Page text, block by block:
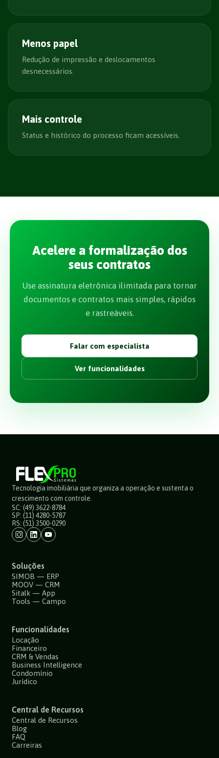
Menos papel
Redução de impressão e deslocamentos
desnecessários.
Mais controle
Status e histórico do processo ficam acessíveis.
Acelere a formalização dos
seus contratos
Use assinatura eletrônica ilimitada para tornar
documentos e contratos mais simples, rápidos
e rastreáveis.
Falar com especialista
Ver funcionalidades
Tecnologia imobiliária que organiza a operação e sustenta o
crescimento com controle.
SC: (49) 3622-8784
SP: (11) 4280-5787
RS: (51) 3500-0290
Soluções
SIMOB — ERP
MOOV — CRM
Sitalk — App
Tools — Campo
Funcionalidades
Locação
Financeiro
CRM & Vendas
Business Intelligence
Condomínio
Jurídico
Central de Recursos
Central de Recursos
Blog
FAQ
Carreiras